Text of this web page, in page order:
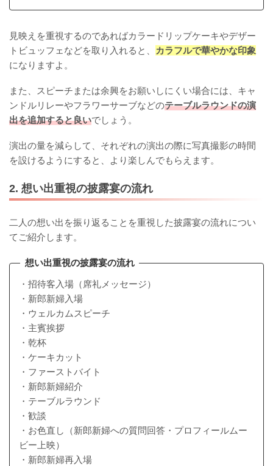
見映えを重視するのであればカラードリップケーキやデザー
トビュッフェなどを取り入れると、
カラフルで華やかな印象
になりますよ。
また、スピーチまたは余興をお願いしにくい場合には、キャ
ンドルリレーやフラワーサーブなどのテーブルラウンドの演
出を追加すると良いでしょう。
演出の量を減らして、それぞれの演出の際に写真撮影の時間
を設けるようにすると、より楽しんでもらえます。
2. 想い出重視の披露宴の流れ
二人の想い出を振り返ることを重視した披露宴の流れについ
てご紹介します。
想い出重視の披露宴の流れ
・招待客入場（席礼メッセージ）
・新郎新婦入場
・ウェルカムスピーチ
・主賓挨拶
・乾杯
・ケーキカット
・ファーストバイト
・新郎新婦紹介
・テーブルラウンド
・歓談
・お色直し（新郎新婦への質問回答・プロフィールムー
ビー上映）
・新郎新婦再入場